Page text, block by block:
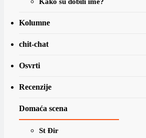
Kolumne
chit-chat
Osvrti
Recenzije
Domaća scena
St Đir
Stigli su podaci o
UK. BPI
Industry)